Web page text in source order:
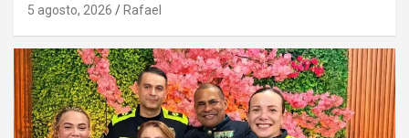
5 agosto, 2026 Rafael